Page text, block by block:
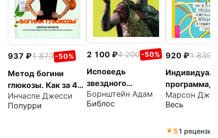
937 1 873 -50%
Метод богини
глюкозы. Как за 4
недели избавиться
от тяги к еде,
Инчаспе Джесси
Попурри
2 100 4 200 -50%
Исповедь
звездного
диетолога. Как
похудеть навсегда,
Борнштейн Адам
Библос
920 1 839
программа,
недель
Марсон
Весь
51 рецензия